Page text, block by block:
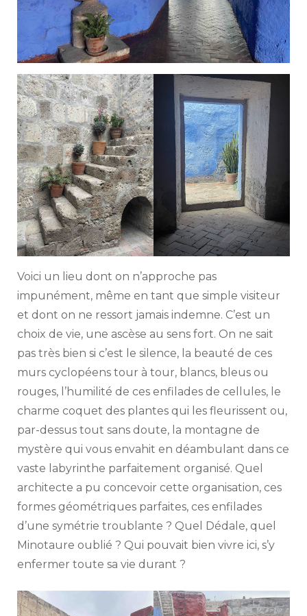
Voici un lieu dont on n’approche pas
impunément, même en tant que simple visiteur
et dont on ne ressort jamais indemne. C’est un
choix de vie, une ascèse au sens fort. On ne sait
pas très bien si c’est le silence, la beauté de ces
murs cyclopéens tour à tour, blancs, bleus ou
rouges, l’humilité de ces enfilades de cellules, le
charme coquet des plantes qui les fleurissent ou,
par-dessus tout sans doute, la montagne de
mystère qui vous envahit en déambulant dans ce
vaste labyrinthe parfaitement organisé. Quel
architecte a pu concevoir cette organisation, ces
formes géométriques parfaites, ces enfilades
d’une symétrie troublante ? Quel Dédale, quel
Minotaure oublié ? Qui pouvait bien vivre ici, s’y
enfermer toute sa vie durant ?